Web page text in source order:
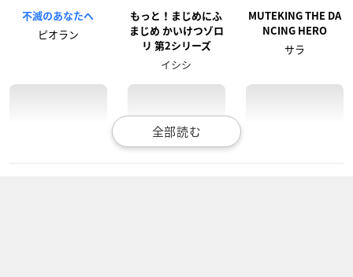
不滅のあなたへ
ピオラン
もっと！まじめにふ
まじめ かいけつゾロ
リ 第2シリーズ
イシシ
MUTEKING THE DA
NCING HERO
サラ